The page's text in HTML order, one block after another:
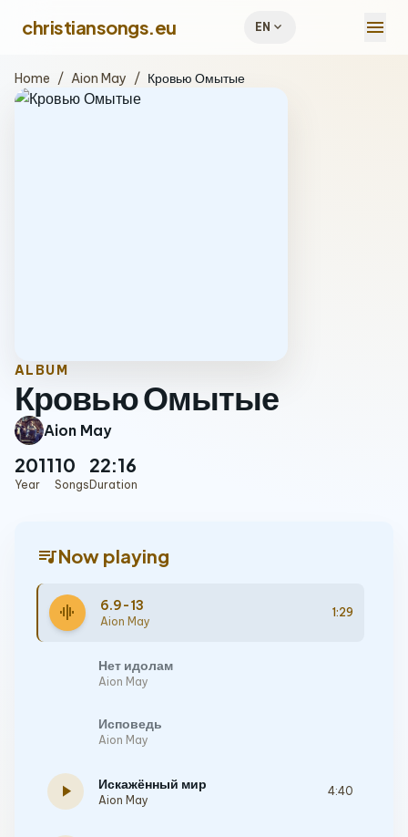
christiansongs.eu EN expand_more menu
Home / Aion May / Кровью Омытые
ALBUM
Кровью Омытые
Aion May
2011
Year
10
Songs
22:16
Duration
queue_musicNow playing
graphic_eq 6.9-13
Aion May
1:29
Нет идолам
Aion May
Исповедь
Aion May
play_arrow Искажённый мир
Aion May
4:40